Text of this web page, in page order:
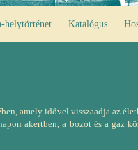
helytörténet Katalógus
amely idővel visszaadja az
akertben, a bozót és a